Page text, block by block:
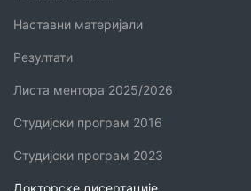
Наставни материјали
Резултати
Листа ментора 2025/2026
Студијски програм 2016
Студијски програм 2023
Докторске дисертације